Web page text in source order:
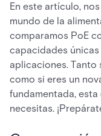
En este artículo,
mundo de la
comparamos PoE
capacidades
aplicaciones. Tanto
como si eres un
fundamentada,
necesitas.